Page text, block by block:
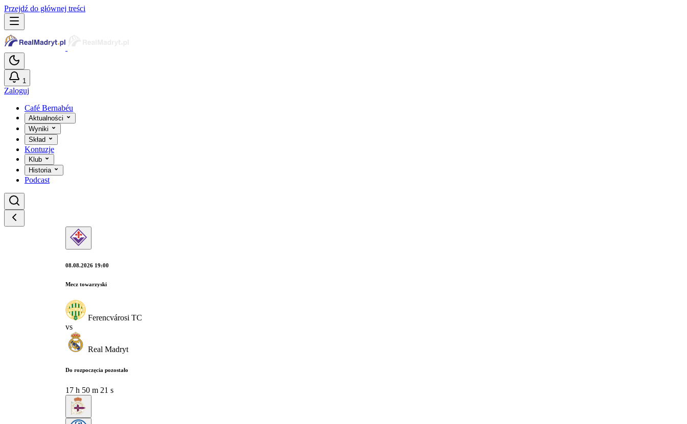
Przejdź do głównej treści
1
Zaloguj
Café Bernabéu
Aktualności
Wyniki
Skład
Kontuzje
Klub
Historia
Podcast
08.08.2026 19:00
Mecz towarzyski
Ferencvárosi TC
vs
Real Madryt
Do rozpoczęcia pozostało
17 h 50 m 20 s